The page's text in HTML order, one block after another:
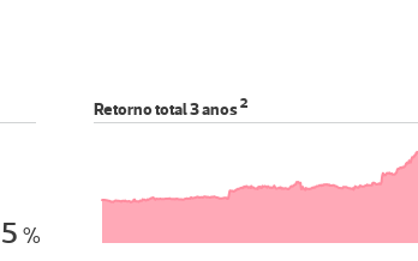
%
Retorno total3 anos2